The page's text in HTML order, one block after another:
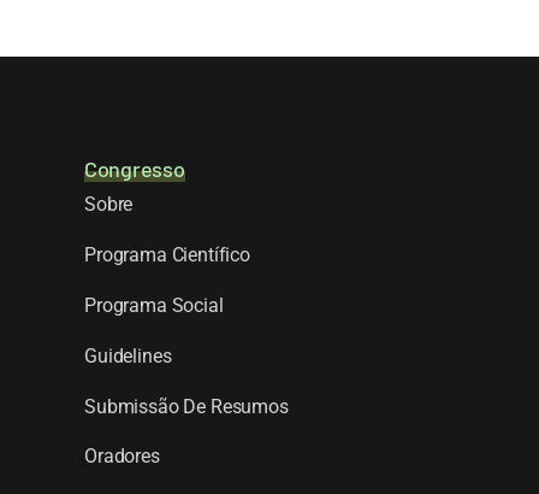
Congresso
Sobre
Programa Científico
Programa Social
Guidelines
Submissão De Resumos
Oradores